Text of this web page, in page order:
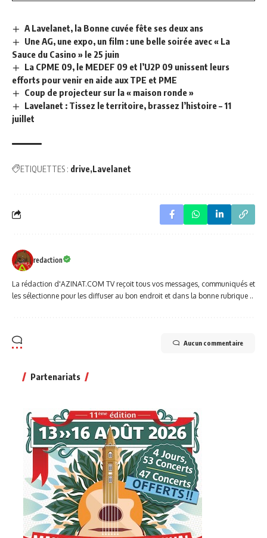
A Lavelanet, la Bonne cuvée fête ses deux ans
Une AG, une expo, un film : une belle soirée avec « La
Sauce du Casino » le 25 juin
La CPME 09, le MEDEF 09 et l’U2P 09 unissent leurs
efforts pour venir en aide aux TPE et PME
Coup de projecteur sur la « maison ronde »
Lavelanet : Tissez le territoire, brassez l’histoire – 11
juillet
ETIQUETTES : drive Lavelanet
redaction
La rédaction d'AZINAT.COM TV reçoit tous vos messages, communiqués et
les sélectionne pour les diffuser au bon endroit et dans la bonne rubrique ..
Aucun commentaire
Partenariats